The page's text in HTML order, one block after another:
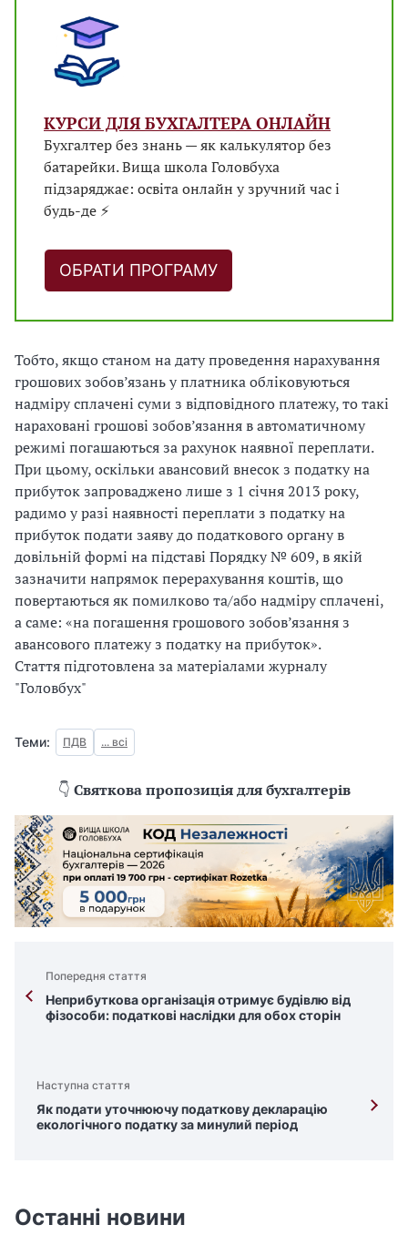
КУРСИ ДЛЯ БУХГАЛТЕРА ОНЛАЙН
Бухгалтер без знань — як калькулятор без
батарейки. Вища школа Головбуха
підзаряджає: освіта онлайн у зручний час і
будь-де ⚡
ОБРАТИ ПРОГРАМУ
Тобто, якщо станом на дату проведення нарахування
грошових зобов’язань у платника обліковуються
надміру сплачені суми з відповідного платежу, то такі
нараховані грошові зобов’язання в автоматичному
режимі погашаються за рахунок наявної переплати.
При цьому, оскільки авансовий внесок з податку на
прибуток запроваджено лише з 1 січня 2013 року,
радимо у разі наявності переплати з податку на
прибуток подати заяву до податкового органу в
довільній формі на підставі Порядку № 609, в якій
зазначити напрямок перерахування коштів, що
повертаються як помилково та/або надміру сплачені,
а саме: «на погашення грошового зобов’язання з
авансового платежу з податку на прибуток».
Стаття підготовлена за матеріалами журналу
"Головбух"
Теми: ПДВ ... всі
👇 Святкова пропозиція для бухгалтерів
Попередня стаття
Неприбуткова організація отримує будівлю від
фізособи: податкові наслідки для обох сторін
Наступна стаття
Як подати уточнюючу податкову декларацію
екологічного податку за минулий період
Останні новини